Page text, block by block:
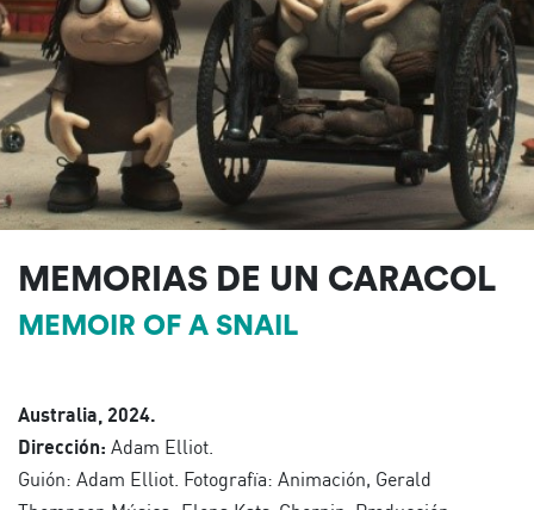
MEMORIAS DE UN CARACOL
MEMOIR OF A SNAIL
Australia, 2024.
Dirección: Adam Elliot.
Guión: Adam Elliot. Fotografïa: Animación, Gerald